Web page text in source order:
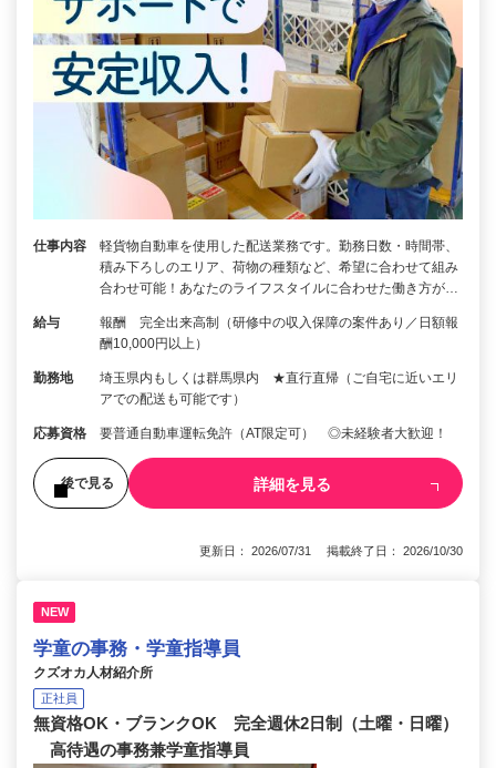
仕事内容
軽貨物自動車を使用した配送業務です。勤務日数・時間帯、
積み下ろしのエリア、荷物の種類など、希望に合わせて組み
合わせ可能！あなたのライフスタイルに合わせた働き方が…
給与
報酬 完全出来高制（研修中の収入保障の案件あり／日額報
酬10,000円以上）
勤務地
埼玉県内もしくは群馬県内 ★直行直帰（ご自宅に近いエリ
アでの配送も可能です）
応募資格 要普通自動車運転免許（AT限定可） ◎未経験者大歓迎！
後で見る 詳細を見る
更新日： 2026/07/31 掲載終了日： 2026/10/30
NEW
学童の事務・学童指導員
クズオカ人材紹介所
正社員
無資格OK・ブランクOK 完全週休2日制（土曜・日曜）
高待遇の事務兼学童指導員